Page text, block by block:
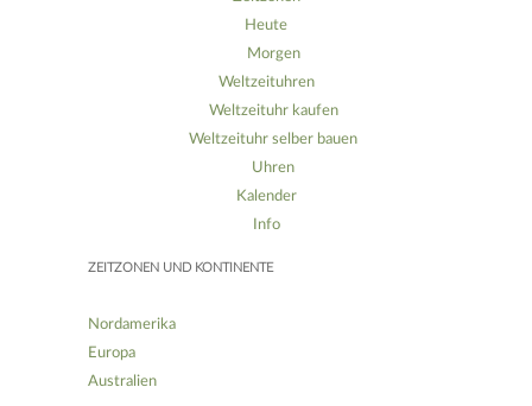
Heute
Morgen
Weltzeituhren
Weltzeituhr kaufen
Weltzeituhr selber bauen
Uhren
Kalender
Info
ZEITZONEN UND KONTINENTE
Nordamerika
Europa
Australien